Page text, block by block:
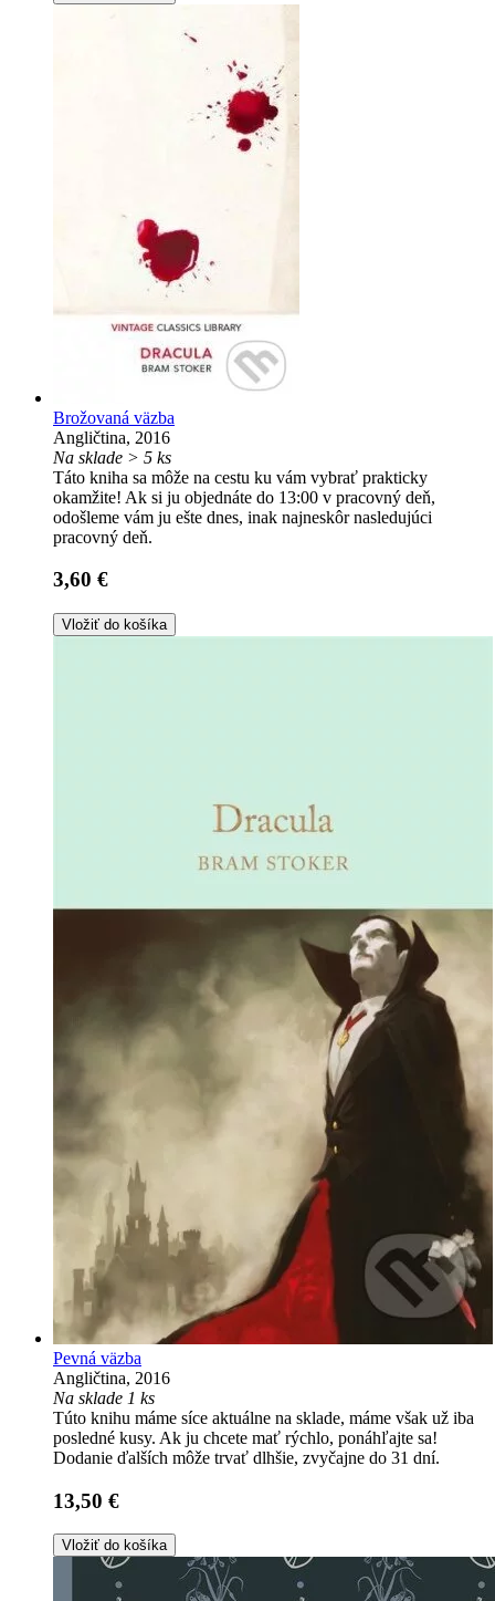
Brožovaná väzba
Angličtina, 2016
Na sklade > 5 ks
Táto kniha sa môže na cestu ku vám vybrať prakticky
okamžite! Ak si ju objednáte do 13:00 v pracovný deň,
odošleme vám ju ešte dnes, inak najneskôr nasledujúci
pracovný deň.
3,60 €
Vložiť do košíka
Pevná väzba
Angličtina, 2016
Na sklade 1 ks
Túto knihu máme síce aktuálne na sklade, máme však už iba
posledné kusy. Ak ju chcete mať rýchlo, ponáhľajte sa!
Dodanie ďalších môže trvať dlhšie, zvyčajne do 31 dní.
13,50 €
Vložiť do košíka